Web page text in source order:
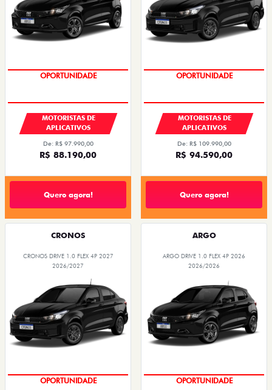
OPORTUNIDADE
MOTORISTAS DE
APLICATIVOS
De: R$ 97.990,00
R$ 88.190,00
Quero agora!
OPORTUNIDADE
MOTORISTAS DE
APLICATIVOS
De: R$ 109.990,00
R$ 94.590,00
Quero agora!
CRONOS
CRONOS DRIVE 1.0 FLEX 4P 2027
2026/2027
OPORTUNIDADE
ARGO
ARGO DRIVE 1.0 FLEX 4P 2026
2026/2026
OPORTUNIDADE